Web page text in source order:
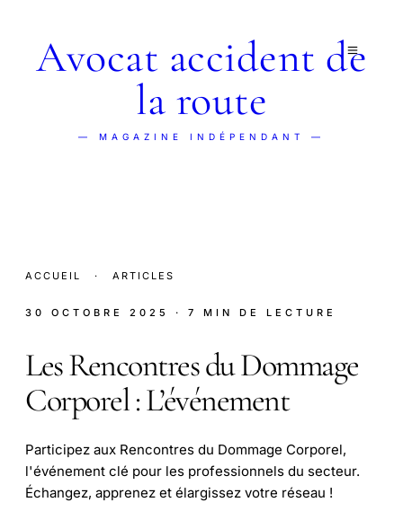
Avocat accident de
la route
— MAGAZINE INDÉPENDANT —
ACCUEIL · ARTICLES
30 OCTOBRE 2025 · 7 MIN DE LECTURE
Les Rencontres du Dommage
Corporel : L’événement
Participez aux Rencontres du Dommage Corporel,
l'événement clé pour les professionnels du secteur.
Échangez, apprenez et élargissez votre réseau !